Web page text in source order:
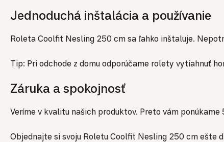
Jednoduchá inštalácia a používanie
Roleta Coolfit Nesling 250 cm sa ľahko inštaluje.
Tip: Pri odchode z domu odporúčame rolety vytiahnuť
Záruka a spokojnosť
Veríme v kvalitu našich produktov. Preto vám
Objednajte si svoju Roletu Coolfit Nesling 250 cm ešte